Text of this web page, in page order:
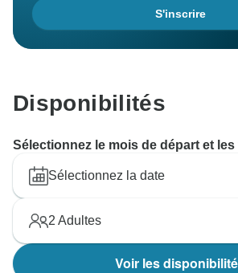
S'inscrire
Disponibilités
Sélectionnez le mois de départ et
Sélectionnez la date
2 Adultes
Voir les